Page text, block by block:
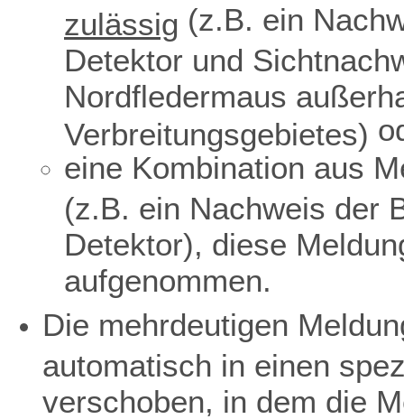
zulässig (z.B. ein
Detektor und
Nordfledermaus
Verbreitungsgebietes)
eine Kombination aus
(z.B. ein Nachweis der
Detektor), diese
aufgenommen.
Die mehrdeutigen
automatisch in einen
verschoben, in dem die